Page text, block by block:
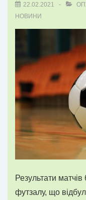
22.02.2021
НОВИНИ
Результати
футзалу, що